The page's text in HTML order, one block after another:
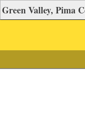
Green Valley, Pima